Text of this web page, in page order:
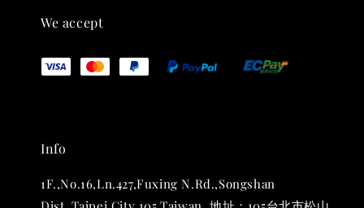
NT$ 880
加入購物車
We accept
Info
1F.,No.16,Ln.427,Fuxing N.Rd.,Songshan